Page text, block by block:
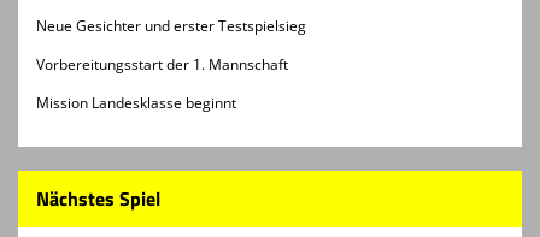
Neue Gesichter und erster Testspielsieg
Vorbereitungsstart der 1. Mannschaft
Mission Landesklasse beginnt
Nächstes Spiel